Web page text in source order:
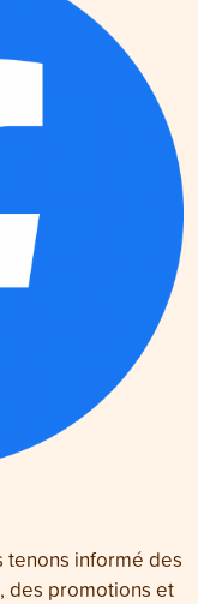
tenons informé des
des promotions et